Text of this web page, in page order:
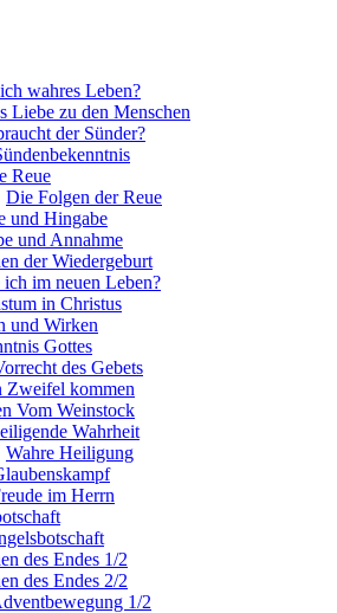
wahres Leben?
Liebe zu den Menschen
der Sünder?
Reue
Die Folgen der Reue
und Hingabe
und Annahme
der Wiedergeburt
im neuen Leben?
in Christus
und Wirken
Gottes
des Gebets
Zweifel kommen
Vom Weinstock
Wahrheit
Wahre Heiligung
im Herrn
des Endes 1/2
des Endes 2/2
1/2